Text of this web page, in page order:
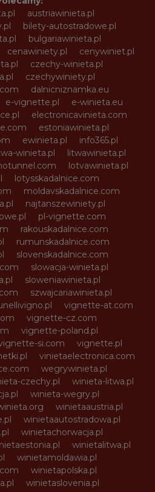
austriawinieta.pl
bilety-autostradowe.pl
bulgariawinieta.pl
cenawiniety.pl
cenywiniet.pl
czechy-winieta.pl
czechywiniety.pl
dalnicniznamka.eu
e-vignette.pl
e-winieta.eu
electronicavinieta.com
estoniawinieta.pl
ewinieta.pl
info365.pl
winieta.pl
litwawinieta.pl
lotvawinieta.pl
lotysskadalnice.com
moldavskadalnice.com
najtanszewiniety.pl
pl-vignette.com
rakouskadalnice.com
rumunskadalnice.com
slovenskadalnice.com
slowacja-winieta.pl
sloweniawinieta.pl
szwajcariawinieta.pl
vignette-at.com
vignette-cz.com
vignette-poland.pl
si.com
vignette.pl
vinietaelectronica.com
wegrywinieta.pl
czechy.pl
winieta-litwa.pl
winieta-wegry.pl
winietaaustria.pl
winietaautostradowa.pl
winietachorwacja.pl
winietalitwa.pl
winietamoldawia.pl
winietapolska.pl
winietaslovenia.pl